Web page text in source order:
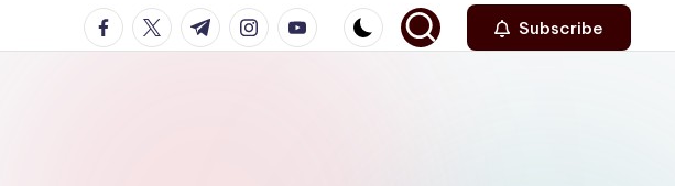
facebook.com
twitter.com
t.me instagram.com
youtube.com Subscribe